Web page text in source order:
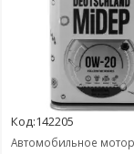
Код:142205
Автомобильное